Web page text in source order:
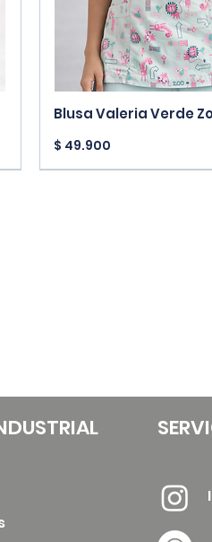
Vista
Blusa Valeria Verde
Precio
$ 49.900